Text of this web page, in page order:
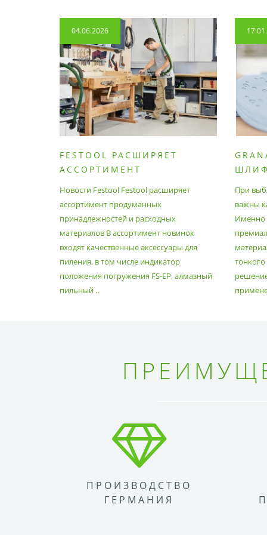
04.06.2026
FESTOOL РАСШИРЯЕТ
АССОРТИМЕНТ
ПРИНАДЛЕЖНОСТЕЙ И
РАСХОДНЫХ МАТЕРИАЛОВ
Новости Festool Festool расширяет
ассортимент продуманных
принадлежностей и расходных
материалов В ассортимент новинок
входят качественные аксессуары для
пиления, в том числе индикатор
положения погружения FS-EP, алмазный
пильный ..
При
важны
Именно
ПРОИЗВОДСТВО
ГЕРМАНИЯ